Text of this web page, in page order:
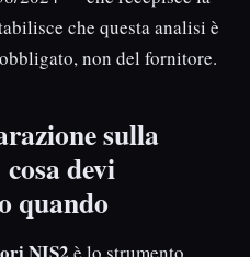
che questa analisi è
non del fornitore.
sulla
devi
quando
è lo strumento